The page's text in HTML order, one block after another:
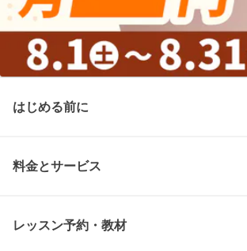
はじめる前に
料金とサービス
レッスン予約・教材